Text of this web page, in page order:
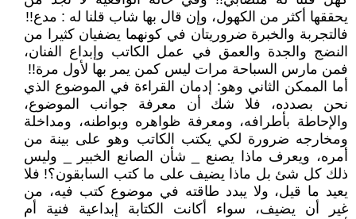
يحققها أكثر من الكهول، وإن قال بها شاب قلنا له : مدع!!
فالتجربة والخبرة ضروريتان في كونهما يضفيان كثيرا من
النضج والجدة والعمق في عمل الكاتب وإبداع الفنان،
فمن مارس السباحة مرات ليس كمن يمر بها لأول مرة!!
أما الممكن الثاني وهو: إدمان القراءة في الموضوع الذي
نحن بصدده، فلا شك أن معرفة جوانب الموضوع،
والإحاطة بأطرافه، ومعرفة ظواهره وبواطنه، ومداخلة
ومخارجه ضرورة لكي يكتب الكاتب وهو على بينة من
أمره، ويعرف ماذا يصنع _ شأن الصانع الخبير _ وليس
ذلك كل شئ بل ماذا يضيف على ما كتب السابقون؟! فلا
يعيد ما قيل، ولا يبدد طاقته في موضوع كتب فيه، من
غير أن يضيف، سواء أكانت الكتابة إبداعية فنية أم